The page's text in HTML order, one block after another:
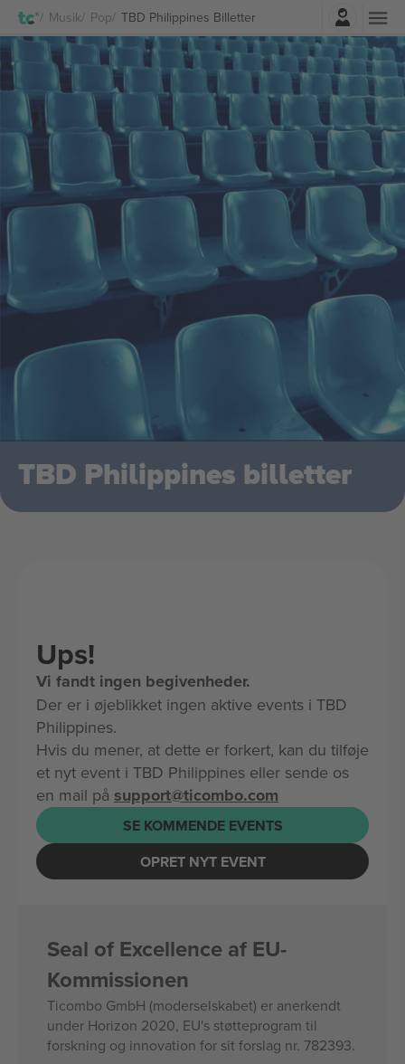
Musik Pop TBD Philippines Billetter
Log ind
TBD Philippines billetter
Ups!
Vi fandt ingen begivenheder.
Der er i øjeblikket ingen aktive events i TBD
Philippines.
Hvis du mener, at dette er forkert, kan du tilføje
et nyt event i TBD Philippines eller sende os
en mail på support@ticombo.com
SE KOMMENDE EVENTS
OPRET NYT EVENT
Seal of Excellence af EU-
Kommissionen
Ticombo GmbH (moderselskabet) er anerkendt
under Horizon 2020, EU's støtteprogram til
forskning og innovation for sit forslag nr. 782393.